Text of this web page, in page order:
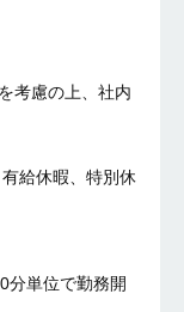
考慮の上、社内
給休暇、特別休
分単位で勤務開